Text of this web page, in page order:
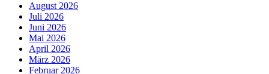
August 2026
Juli 2026
Juni 2026
Mai 2026
April 2026
März 2026
Februar 2026